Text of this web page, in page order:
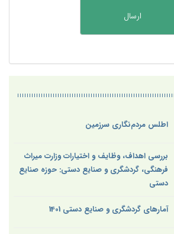
اطلس مردم‌نگاری سرزمین
بررسی اهداف، وظایف و اختیارات وزارت میراث
فرهنگی، گردشگری و صنایع دستی: حوزه صنایع
دستی
آمارهای گردشگری و صنایع دستی 1401